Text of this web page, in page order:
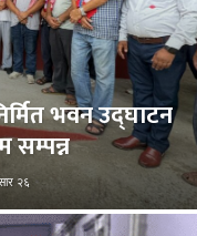
भवन उद्घाटन
सम्पन्न
२६